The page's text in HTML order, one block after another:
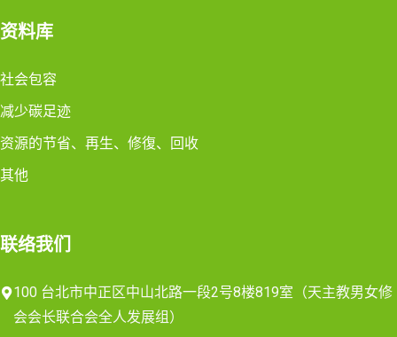
资料库
社会包容
减少碳足迹
资源的节省、再生、修復、回收
其他
联络我们
100 台北市中正区中山北路一段2号8楼819室（天主教男女修
会会长联合会全人发展组）